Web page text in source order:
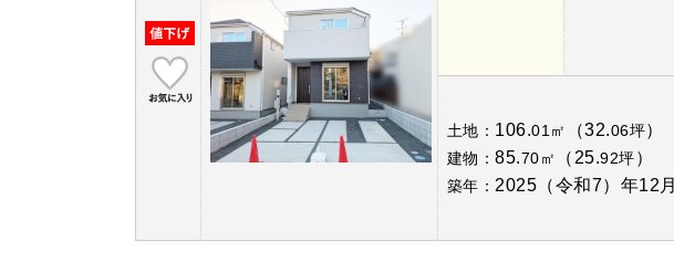
土地： 106.01㎡ （32.06坪）
建物：85.70㎡ （25.92坪）
築年： 2025（令和7）年12月